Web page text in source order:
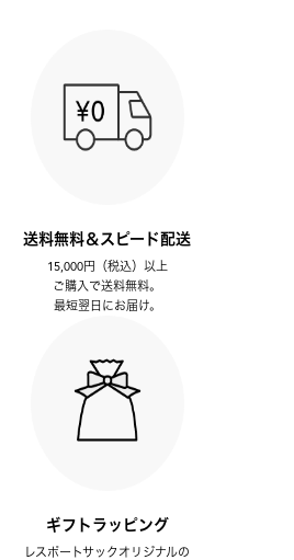
送料無料＆スピード配送
15,000円（税込）以上
ご購入で送料無料。
最短翌日にお届け。
ギフトラッピング
レスポートサックオリジナルの